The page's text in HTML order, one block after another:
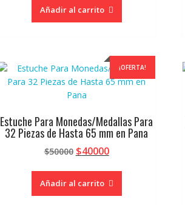
Añadir al carrito
¡OFERTA!
Estuche Para Monedas/Medallas Para
32 Piezas de Hasta 65 mm en Pana
$50000 El
original
era:
$40000El
actual
es:
Añadir al carrito